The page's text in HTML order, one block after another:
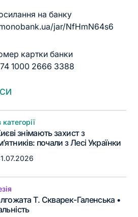
на банку
jar/NfHmN64s6
картки банки
1000 2666 3388
категорії
знімають захист з
почали з Лесі Українки
Т. Скварек-Галенська •